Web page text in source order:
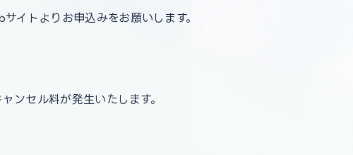
イトよりお申込みをお願いします。
ンセル料が発生いたします。